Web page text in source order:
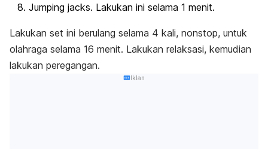
Jumping jacks. Lakukan ini selama 1 menit.
Lakukan set ini berulang selama 4 kali, nonstop, untuk
olahraga selama 16 menit. Lakukan relaksasi, kemudian
lakukan peregangan.
Iklan